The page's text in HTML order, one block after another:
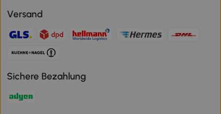
Versand
Sichere Bezahlung